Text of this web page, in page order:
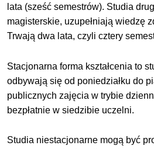
lata (sześć semestrów). Studia
magisterskie, uzupełniają wiedzę
Trwają dwa lata, czyli cztery
Stacjonarna forma kształcenia to
odbywają się od poniedziałku do
publicznych zajęcia w trybie
bezpłatnie w siedzibie uczelni.
Studia niestacjonarne mogą być